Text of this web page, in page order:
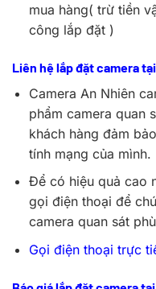
mua hàng( trừ tiền
công lắp đặt )
Liên hệ lắp đặt camera
Camera An Nhiên
phẩm camera quan
khách hàng đảm
tính mạng của mình.
Để có hiệu quả cao
gọi điện thoại để
camera quan sát
Gọi điện thoại trực